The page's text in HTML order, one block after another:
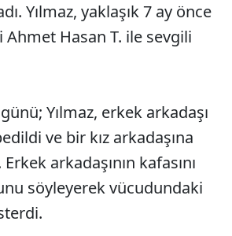
Yılmaz, yaklaşık 7 ay önce
Ahmet Hasan T. ile sevgili
Yılmaz, erkek arkadaşı
ve bir kız arkadaşına
arkadaşının kafasını
söyleyerek vücudundaki